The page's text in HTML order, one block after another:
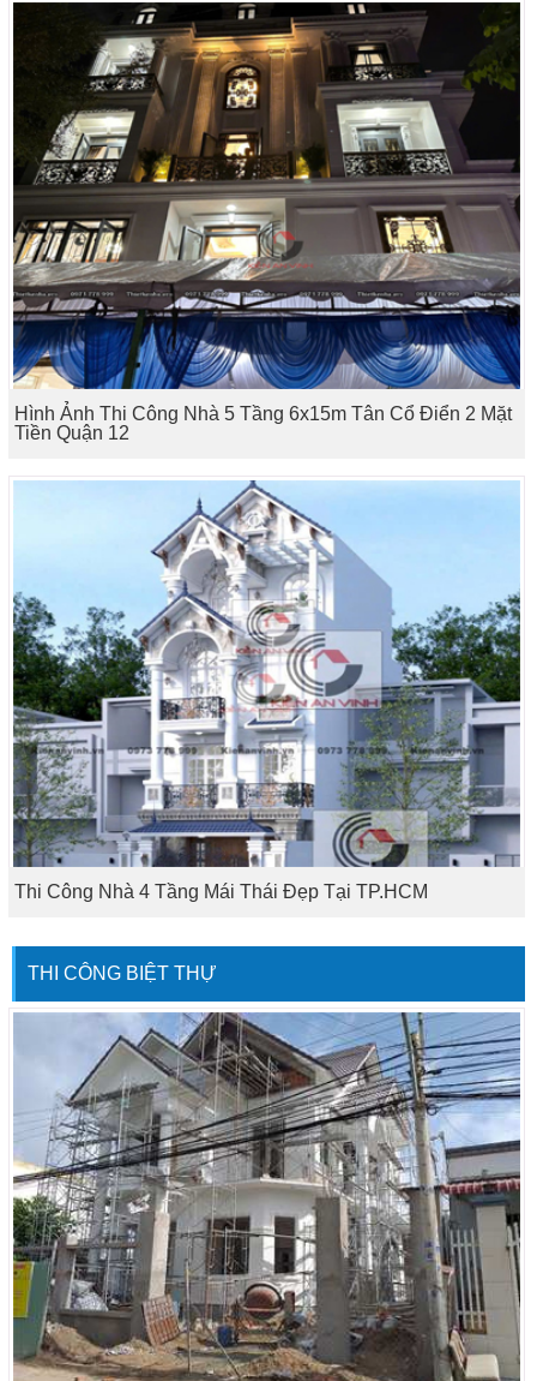
Hình Ảnh Thi Công Nhà 5 Tầng 6x15m Tân Cổ Điển 2 Mặt
Tiền Quận 12
Thi Công Nhà 4 Tầng Mái Thái Đẹp Tại TP.HCM
THI CÔNG BIỆT THỰ